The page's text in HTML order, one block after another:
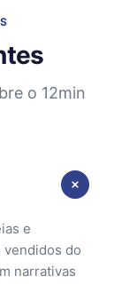
o 12min
e
vendidos do
narrativas